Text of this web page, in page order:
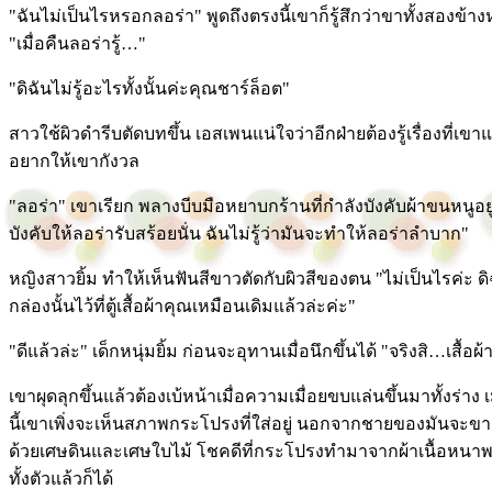
"ฉันไม่เป็นไรหรอกลอร่า" พูดถึงตรงนี้เขาก็รู้สึกว่าขาทั้งสองข้
"เมื่อคืนลอร่ารู้…"
"ดิฉันไม่รู้อะไรทั้งนั้นค่ะคุณชาร์ล็อต"
สาวใช้ผิวดำรีบตัดบทขึ้น เอสเพนแน่ใจว่าอีกฝ่ายต้องรู้เรื่องที่เข
อยากให้เขากังวล
"ลอร่า" เขาเรียก พลางบีบมือหยาบกร้านที่กำลังบังคับผ้าขนหนู
บังคับให้ลอร่ารับสร้อยนั่น ฉันไม่รู้ว่ามันจะทำให้ลอร่าลำบาก"
หญิงสาวยิ้ม ทำให้เห็นฟันสีขาวตัดกับผิวสีของตน "ไม่เป็นไรค่
กล่องนั้นไว้ที่ตู้เสื้อผ้าคุณเหมือนเดิมแล้วล่ะค่ะ"
"ดีแล้วล่ะ" เด็กหนุ่มยิ้ม ก่อนจะอุทานเมื่อนึกขึ้นได้ "จริงสิ…เสื้อผ้
เขาผุดลุกขึ้นแล้วต้องเบ้หน้าเมื่อความเมื่อยขบแล่นขึ้นมาทั้งร่า
นี้เขาเพิ่งจะเห็นสภาพกระโปรงที่ใส่อยู่ นอกจากชายของมันจะ
ด้วยเศษดินและเศษใบไม้ โชคดีที่กระโปรงทำมาจากผ้าเนื้อหน
ทั้งตัวแล้วก็ได้